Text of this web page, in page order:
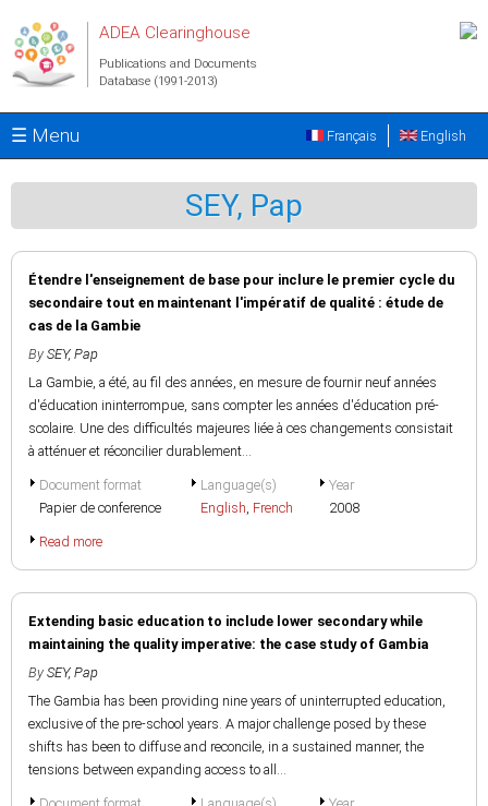
ADEA Clearinghouse
Publications and Documents
Database (1991-2013)
☰ Menu English
Français
SEY, Pap
Étendre l'enseignement de base pour inclure le premier cycle du
secondaire tout en maintenant l'impératif de qualité : étude de
cas de la Gambie
By SEY, Pap
La Gambie, a été, au fil des années, en mesure de fournir neuf années
d'éducation ininterrompue, sans compter les années d'éducation pré-
scolaire. Une des difficultés majeures liée à ces changements consistait
à atténuer et réconcilier durablement...
Document format
Papier de conference
Language(s)
English, French
Year
2008
Read more
Extending basic education to include lower secondary while
maintaining the quality imperative: the case study of Gambia
By SEY, Pap
The Gambia has been providing nine years of uninterrupted education,
exclusive of the pre-school years. A major challenge posed by these
shifts has been to diffuse and reconcile, in a sustained manner, the
tensions between expanding access to all...